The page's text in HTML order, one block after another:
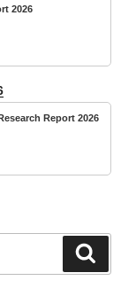
2026
Report 2026